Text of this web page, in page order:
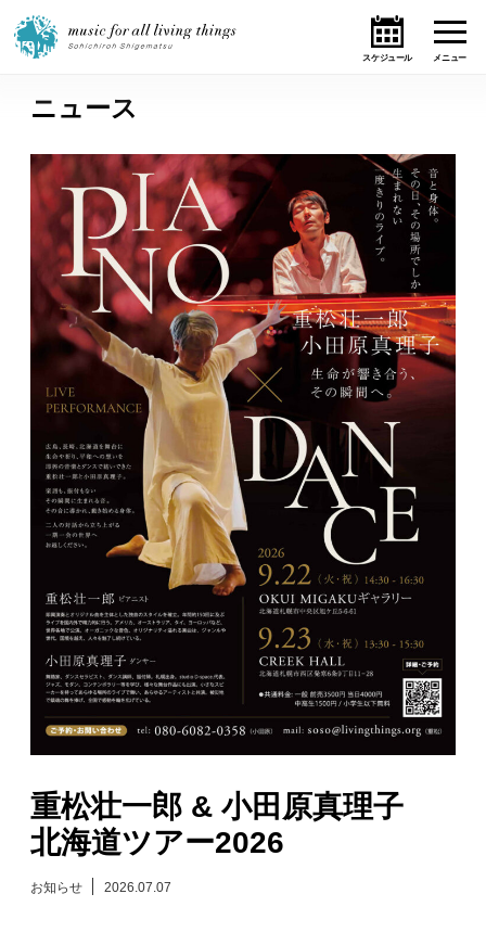
ホーム
ニュース
テーマ
ライブ・スケジュール
作品
オンライン・ショップ
ギャラリー
日々のレポート
プロフィール
演奏依頼
ニュース
重松壮一郎 & 小田原真理子
北海道ツアー2026
お知らせ 2026.07.07